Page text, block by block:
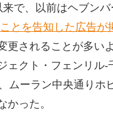
で、以前はヘブン
とを告知した広告が
更されることが多い
ェクト・フェンリル
ムーラン中央通り
かった。